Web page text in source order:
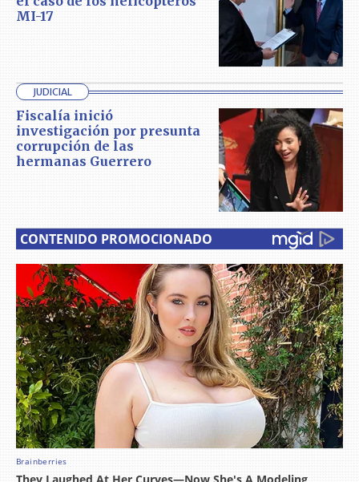
MI-17
JUDICIAL
Fiscalía inició
investigación por presunta
corrupción de las
hermanas Guerrero